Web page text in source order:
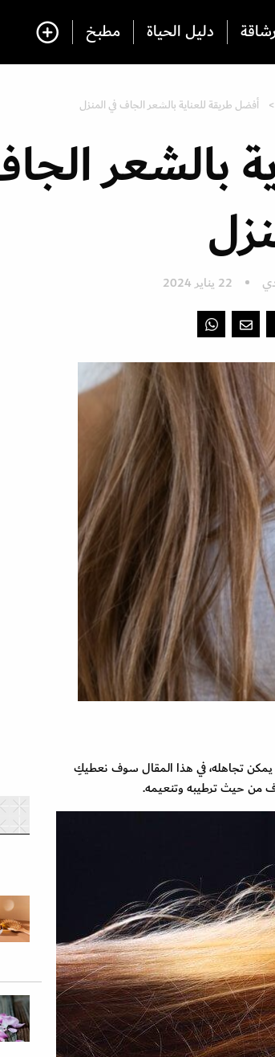
دليل الحياة مطبخ
أفضل طريقة للعناية بالشعر الجاف في المنزل
بالشعر
22 يناير 2024
يمكن تجاهله، في هذا المقال سوف نعطيكِ
من حيث ترطيبه وتنعيمه.